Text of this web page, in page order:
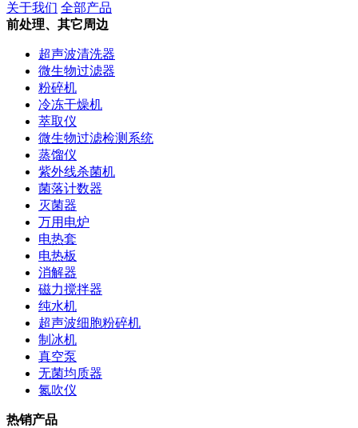
关于我们 全部产品
前处理、其它周边
超声波清洗器
微生物过滤器
粉碎机
冷冻干燥机
萃取仪
微生物过滤检测系统
蒸馏仪
紫外线杀菌机
菌落计数器
灭菌器
万用电炉
电热套
电热板
消解器
磁力搅拌器
纯水机
超声波细胞粉碎机
制冰机
真空泵
无菌均质器
氮吹仪
热销产品